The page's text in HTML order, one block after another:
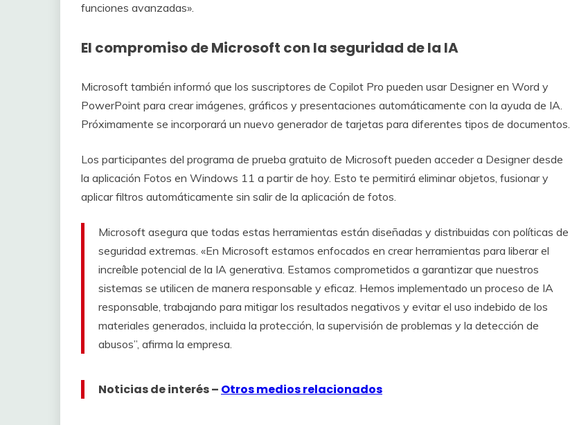
funciones avanzadas».
El compromiso de Microsoft con la seguridad de la IA
Microsoft también informó que los suscriptores de Copilot Pro pueden usar Designer en Word y
PowerPoint para crear imágenes, gráficos y presentaciones automáticamente con la ayuda de IA.
Próximamente se incorporará un nuevo generador de tarjetas para diferentes tipos de documentos.
Los participantes del programa de prueba gratuito de Microsoft pueden acceder a Designer desde
la aplicación Fotos en Windows 11 a partir de hoy. Esto te permitirá eliminar objetos, fusionar y
aplicar filtros automáticamente sin salir de la aplicación de fotos.
Microsoft asegura que todas estas herramientas están diseñadas y distribuidas con políticas de
seguridad extremas. «En Microsoft estamos enfocados en crear herramientas para liberar el
increíble potencial de la IA generativa. Estamos comprometidos a garantizar que nuestros
sistemas se utilicen de manera responsable y eficaz. Hemos implementado un proceso de IA
responsable, trabajando para mitigar los resultados negativos y evitar el uso indebido de los
materiales generados, incluida la protección, la supervisión de problemas y la detección de
abusos”, afirma la empresa.
Noticias de interés – Otros medios relacionados